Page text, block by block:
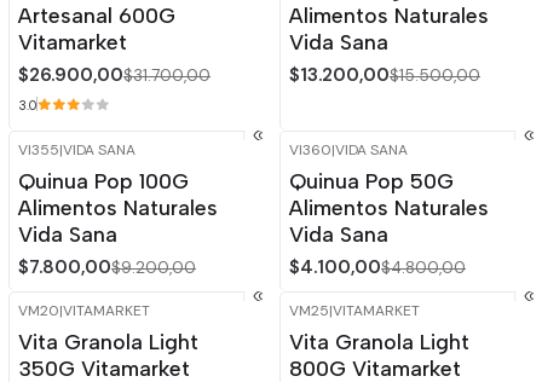
Artesanal 600G
Vitamarket
$26.900,00$31.700,00
3.0
Alimentos Naturales
Vida Sana
$13.200,00$15.500,00
-15%
Agotado
VI355|VIDA SANA
Quinua Pop 100G
Alimentos Naturales
Vida Sana
$7.800,00$9.200,00
-15%
VI360|VIDA SANA
Quinua Pop 50G
Alimentos Naturales
Vida Sana
$4.100,00$4.800,00
-15%
VM20|VITAMARKET
Vita Granola Light
350G Vitamarket
-15%
VM25|VITAMARKET
Vita Granola Light
800G Vitamarket